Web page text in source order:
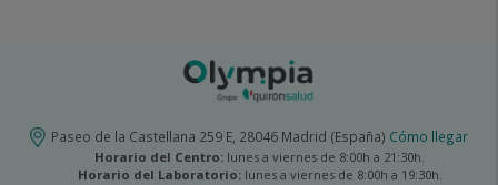
Paseo de la Castellana 259 E, 28046 Madrid (España) Cómo llegar
Horario del Centro: lunes a viernes de 8:00h a 21:30h.
Horario del Laboratorio:lunes a viernes de 8:00h a 19:30h.